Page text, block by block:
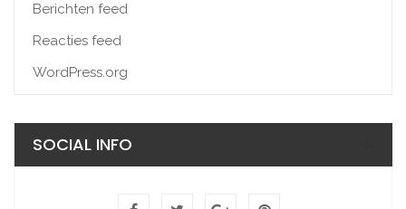
Berichten feed
Reacties feed
WordPress.org
SOCIAL INFO